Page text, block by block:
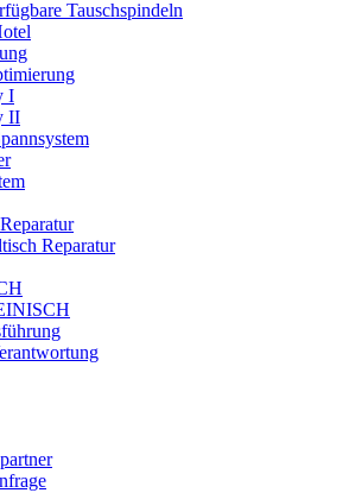
Tauschspindeln
I
II
Reparatur